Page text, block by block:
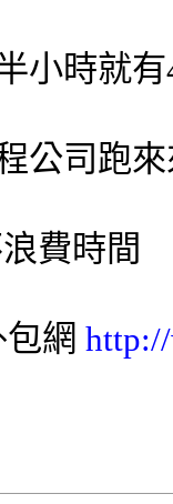
小時就
公司跑
費時間
網